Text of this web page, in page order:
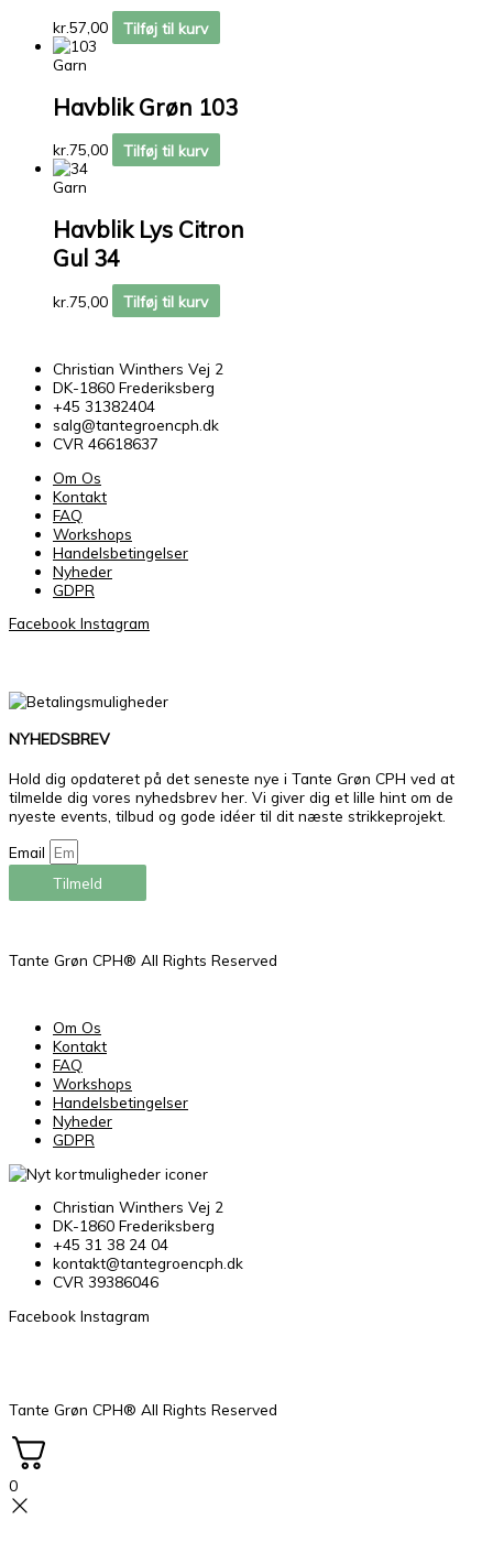
kr.57,00
Tilføj til kurv
Garn
Havblik Grøn 103
kr.75,00
Tilføj til kurv
Garn
Havblik Lys Citron
Gul 34
kr.75,00 Tilføj til kurv
Christian Winthers Vej 2
DK-1860 Frederiksberg
+45 31382404
salg@tantegroencph.dk
CVR 46618637
Om Os
Kontakt
FAQ
Workshops
Handelsbetingelser
Nyheder
GDPR
Facebook Instagram
NYHEDSBREV
Hold dig opdateret på det seneste nye i Tante Grøn CPH ved at
tilmelde dig vores nyhedsbrev her. Vi giver dig et lille hint om de
nyeste events, tilbud og gode idéer til dit næste strikkeprojekt.
Email
Tilmeld
Tante Grøn CPH® All Rights Reserved
Om Os
Kontakt
FAQ
Workshops
Handelsbetingelser
Nyheder
GDPR
Christian Winthers Vej 2
DK-1860 Frederiksberg
+45 31 38 24 04
kontakt@tantegroencph.dk
CVR 39386046
Facebook Instagram
Tante Grøn CPH® All Rights Reserved
0